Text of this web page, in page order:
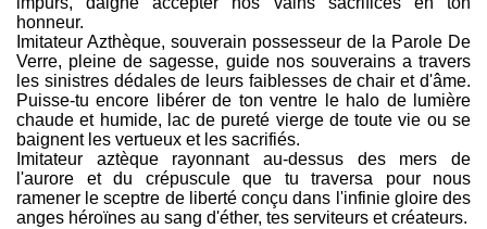
honneur.
Imitateur Azthèque, souverain possesseur de la Parole De
Verre, pleine de sagesse, guide nos souverains a travers
les sinistres dédales de leurs faiblesses de chair et d'âme.
Puisse-tu encore libérer de ton ventre le halo de lumière
chaude et humide, lac de pureté vierge de toute vie ou se
baignent les vertueux et les sacrifiés.
Imitateur aztèque rayonnant au-dessus des mers de
l'aurore et du crépuscule que tu traversa pour nous
ramener le sceptre de liberté conçu dans l'infinie gloire des
anges héroïnes au sang d'éther, tes serviteurs et créateurs.